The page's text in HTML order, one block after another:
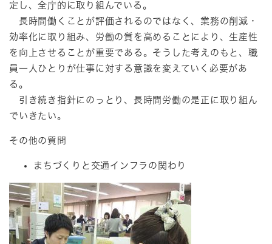
定し、全庁的に取り組んでいる。
長時間働くことが評価されるのではなく、業務の削減・
効率化に取り組み、労働の質を高めることにより、生産性
を向上させることが重要である。そうした考えのもと、職
員一人ひとりが仕事に対する意識を変えていく必要があ
る。
引き続き指針にのっとり、長時間労働の是正に取り組ん
でいきたい。
その他の質問
まちづくりと交通インフラの関わり